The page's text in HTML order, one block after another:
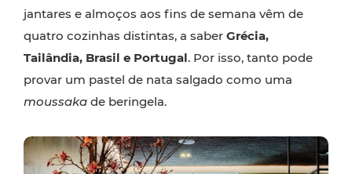
jantares e almoços aos fins de semana vêm de
quatro cozinhas distintas, a saber Grécia,
Tailândia, Brasil e Portugal. Por isso, tanto pode
provar um pastel de nata salgado como uma
moussaka de beringela.